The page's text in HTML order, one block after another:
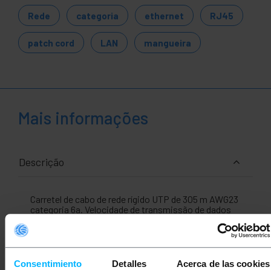
Consentimiento Detalles Acerca de las cookies
Rede categoria ethernet RJ45
patch cord LAN mangueira
Mais informações
Descrição
Carretel de cabo de rede rígido UTP de 305 m AWG23
categoria 6a. Velocidade de transmissão de dados
até 500 MHz. Bobina de cabo Ethernet de 4 pares (8
fios torcidos 2 em 2) e sob o padrão ANSI/TIA-568-
C. Projetado para uso em instalações de cabos de
rede estruturada para conectar escritórios,